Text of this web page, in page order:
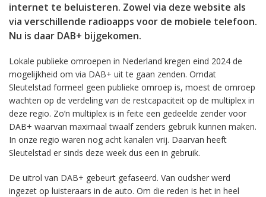
internet te beluisteren. Zowel via deze website als
via verschillende radioapps voor de mobiele telefoon.
Nu is daar DAB+ bijgekomen.
Lokale publieke omroepen in Nederland kregen eind 2024 de
mogelijkheid om via DAB+ uit te gaan zenden. Omdat
Sleutelstad formeel geen publieke omroep is, moest de omroep
wachten op de verdeling van de restcapaciteit op de multiplex in
deze regio. Zo’n multiplex is in feite een gedeelde zender voor
DAB+ waarvan maximaal twaalf zenders gebruik kunnen maken.
In onze regio waren nog acht kanalen vrij. Daarvan heeft
Sleutelstad er sinds deze week dus een in gebruik.
De uitrol van DAB+ gebeurt gefaseerd. Van oudsher werd
ingezet op luisteraars in de auto. Om die reden is het in heel